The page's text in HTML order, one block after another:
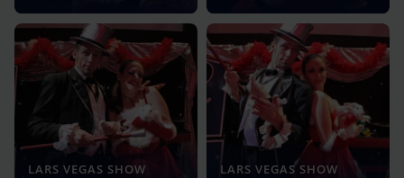
LARS VEGAS SHOW LARS VEGAS SHOW